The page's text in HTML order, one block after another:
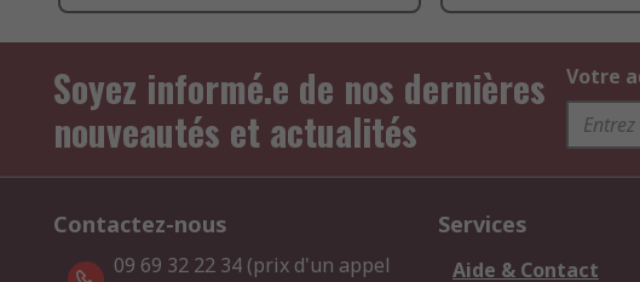
Soyez informé.e de nos dernières
nouveautés et actualités
Votre
Contactez-nous
09 69 32 22 34 (prix d'un appel
Services
Aide & Contact